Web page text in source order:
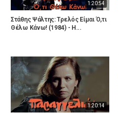
1:20:54
Στάθης Ψάλτης: Τρελός Είμαι Ό,τι
Θέλω Κάνω! (1984) - Η...
1:20:14